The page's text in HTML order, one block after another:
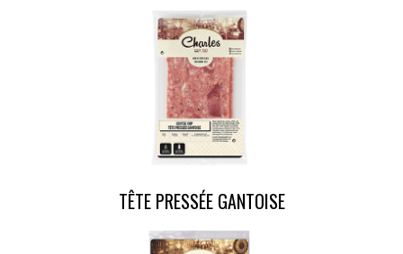
TÊTE PRESSÉE GANTOISE